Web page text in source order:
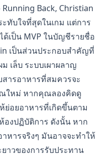
Back, Christian
ทับใจที่สุดในเกม แต่การ
เป็น MVP ในบัญชีรายชื่อ
เป็นส่วนประกอบสำคัญที่
เล็บ ระบบเผาผลาญ
ารอาหารที่สมควรจะ
ใหม่ หากคุณลองคิดดู
อยอาหารที่เกิดขึ้นตาม
องปฏิบัติการ ดังนั้น หาก
หารจริงๆ มันอาจจะทำให้
าวของการรับประทาน